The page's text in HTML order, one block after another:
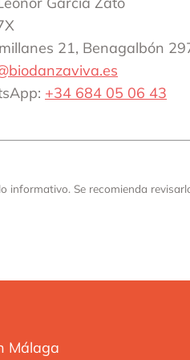
21, Benagalbón
+34 684 05 06 43
informativo. Se recomienda
Málaga